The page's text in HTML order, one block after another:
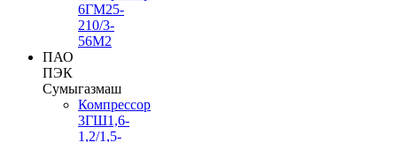
6ГМ25-
210/3-
56М2
ПАО
ПЭК
Сумыгазмаш
Компрессор
3ГШ1,6-
1,2/1,5-